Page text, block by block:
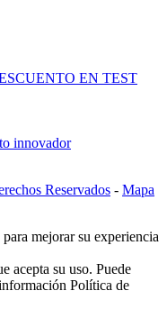
EN TEST
innovador
Reservados - Mapa
mejorar su experiencia
acepta su uso. Puede
Política de